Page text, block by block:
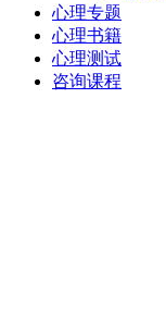
心理专题
心理书籍
心理测试
咨询课程